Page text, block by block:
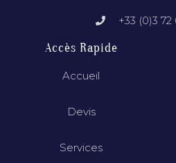
+33 (0)3 72
Accès Rapide
Accueil
Devis
Services